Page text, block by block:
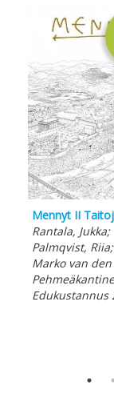
Mennyt II
Rantala, Jukka;
Palmqvist,
Marko van den
Edukustannus